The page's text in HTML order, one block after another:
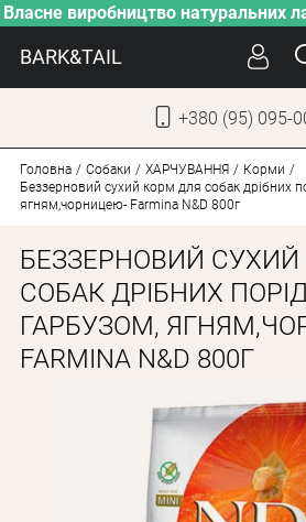
Власне виробництво натуральних
BARK&TAIL
+380 (95) 095-
ВІД СПЕКИ
ВЛАСНЕ
АКЦІЇ
ДЛЯ
Оплата і
Головна Собаки ХАРЧУВАННЯ
Корми
Беззерновий сухий корм для собак дрібних
ягням,чорницею- Farmina N&D 800г
БЕЗЗЕРНОВИЙ
СОБАК ДРІБНИХ
ГАРБУЗОМ,
FARMINA N&D 800Г